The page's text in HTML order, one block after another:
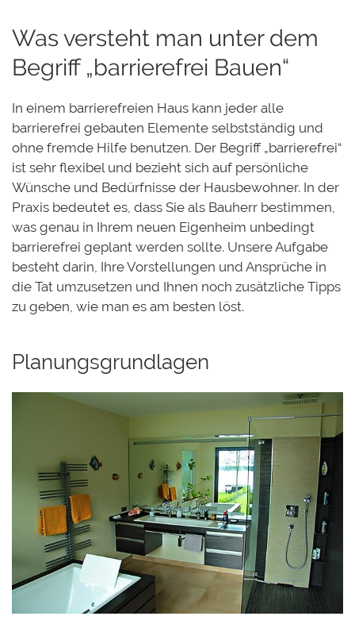
Was versteht man unter dem
Begriff „barrierefrei Bauen“
In einem barrierefreien Haus kann jeder alle
barrierefrei gebauten Elemente selbstständig und
ohne fremde Hilfe benutzen. Der Begriff „barrierefrei“
ist sehr flexibel und bezieht sich auf persönliche
Wünsche und Bedürfnisse der Hausbewohner. In der
Praxis bedeutet es, dass Sie als Bauherr bestimmen,
was genau in Ihrem neuen Eigenheim unbedingt
barrierefrei geplant werden sollte. Unsere Aufgabe
besteht darin, Ihre Vorstellungen und Ansprüche in
die Tat umzusetzen und Ihnen noch zusätzliche Tipps
zu geben, wie man es am besten löst.
Planungsgrundlagen